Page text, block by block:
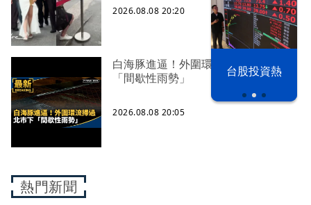
漢光42演習 台股投資熱
2026.08.08 20:20
白海豚進逼！外圍環流掃過 北市下
「間歇性雨勢」
2026.08.08 20:05
熱門新聞